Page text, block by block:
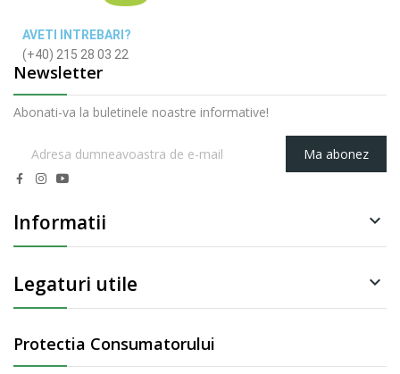
AVETI INTREBARI?
(+40) 215 28 03 22
Newsletter
Abonati-va la buletinele noastre informative!
Ma abonez
Informatii 
Legaturi utile 
Protectia Consumatorului